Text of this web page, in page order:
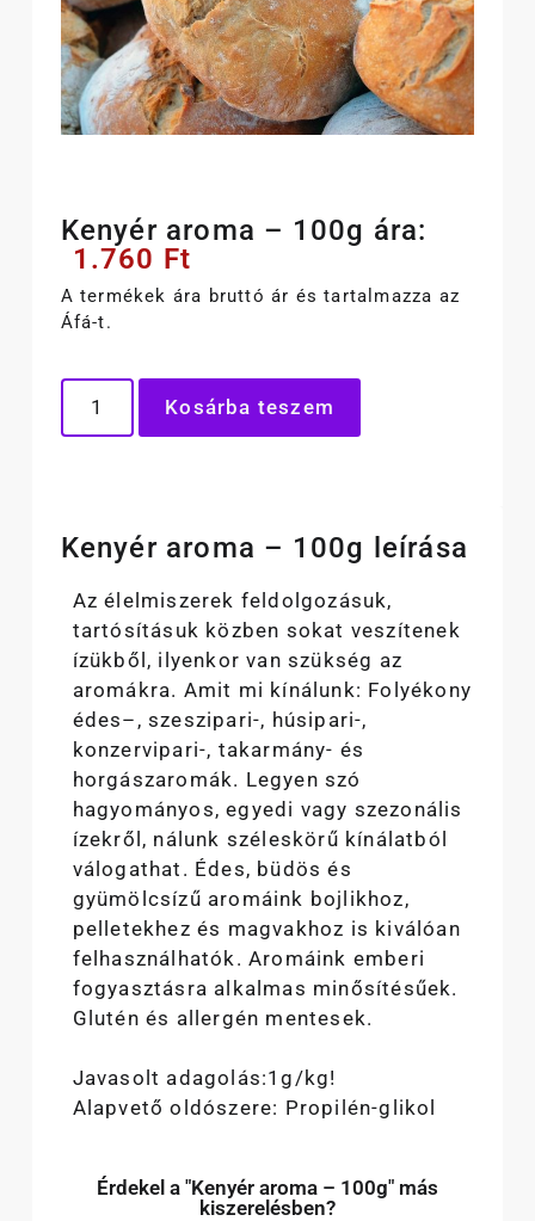
Kenyér aroma – 100g ára:
1.760 Ft
A termékek ára bruttó ár és tartalmazza az
Áfá-t.
Kosárba teszem
Kenyér aroma – 100g leírása
Az élelmiszerek feldolgozásuk,
tartósításuk közben sokat veszítenek
ízükből, ilyenkor van szükség az
aromákra. Amit mi kínálunk: Folyékony
édes–, szeszipari-, húsipari-,
konzervipari-, takarmány- és
horgászaromák. Legyen szó
hagyományos, egyedi vagy szezonális
ízekről, nálunk széleskörű kínálatból
válogathat. Édes, büdös és
gyümölcsízű aromáink bojlikhoz,
pelletekhez és magvakhoz is kiválóan
felhasználhatók. Aromáink emberi
fogyasztásra alkalmas minősítésűek.
Glutén és allergén mentesek.
Javasolt adagolás:1g/kg!
Alapvető oldószere: Propilén-glikol
Érdekel a "Kenyér aroma – 100g" más
kiszerelésben?